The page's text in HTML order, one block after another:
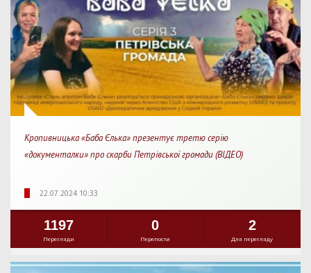
Кропивницька «Баба Єлька» презентує третю серію
«документалки» про скарби Петрівської громади (ВІДЕО)
22.07.2024 10:33
1197
Перегляди
0
Перепости
2
Для перегляду